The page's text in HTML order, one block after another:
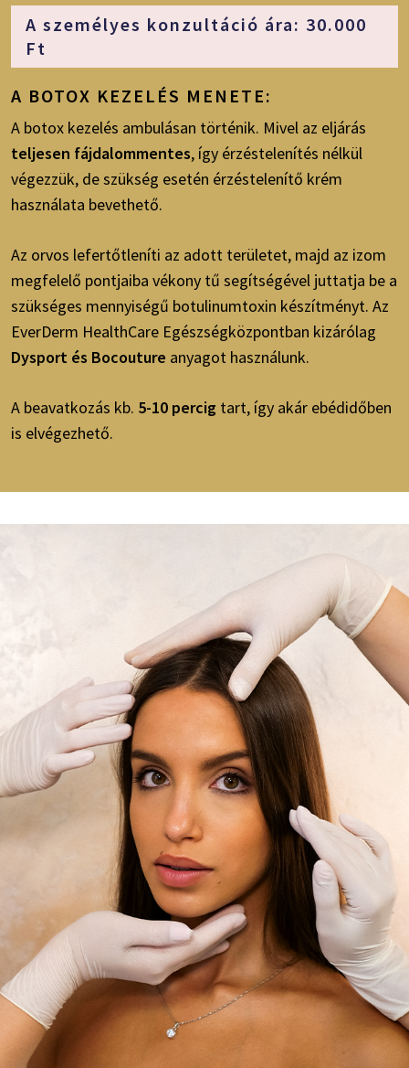
A személyes konzultáció ára: 30.000
Ft
A BOTOX KEZELÉS MENETE:
A botox kezelés ambulásan történik. Mivel az eljárás
teljesen fájdalommentes, így érzéstelenítés nélkül
végezzük, de szükség esetén érzéstelenítő krém
használata bevethető.
Az orvos lefertőtleníti az adott területet, majd az izom
megfelelő pontjaiba vékony tű segítségével juttatja be a
szükséges mennyiségű botulinumtoxin készítményt. Az
EverDerm HealthCare Egészségközpontban kizárólag
Dysport és Bocouture anyagot használunk.
A beavatkozás kb. 5-10 percig tart, így akár ebédidőben
is elvégezhető.